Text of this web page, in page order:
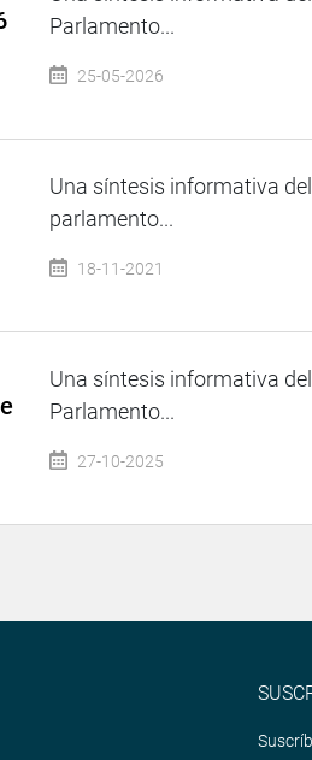
Parlamento...
25-05-2026
Una síntesis informativa
parlamento...
18-11-2021
Una síntesis informativa
Parlamento...
27-10-2025